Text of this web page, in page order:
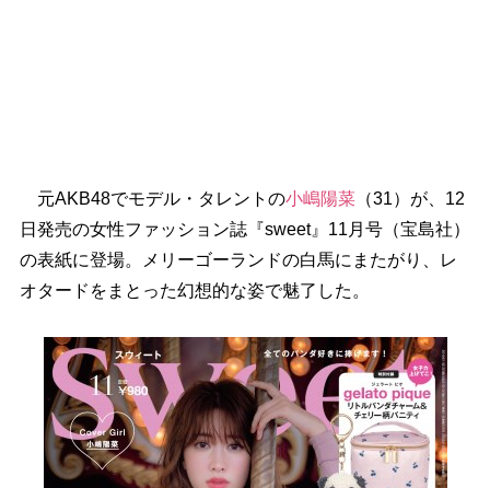
元AKB48でモデル・タレントの小嶋陽菜（31）が、12
日発売の女性ファッション誌『sweet』11月号（宝島社）
の表紙に登場。メリーゴーランドの白馬にまたがり、レ
オタードをまとった幻想的な姿で魅了した。